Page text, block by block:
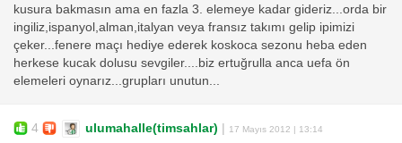
kusura bakmasın ama en fazla 3. elemeye kadar gideriz...orda bir
ingiliz,ispanyol,alman,italyan veya fransız takımı gelip ipimizi
çeker...fenere maçı hediye ederek koskoca sezonu heba eden
herkese kucak dolusu sevgiler....biz ertuğrulla anca uefa ön
elemeleri oynarız...grupları unutun...
4 ulumahalle(timsahlar) | 17 Mayıs 2012 | 13:14